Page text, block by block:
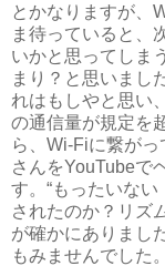
とかなりますが、
ま待っていると、
いかと思ってしま
まり？と思いまし
れはもしやと思い
の通信量が規定を
ら、Wi-Fiに繋が
さんをYouTubeで
す。“もったいな
されたのか？リズ
が確かにありまし
もみませんでした。